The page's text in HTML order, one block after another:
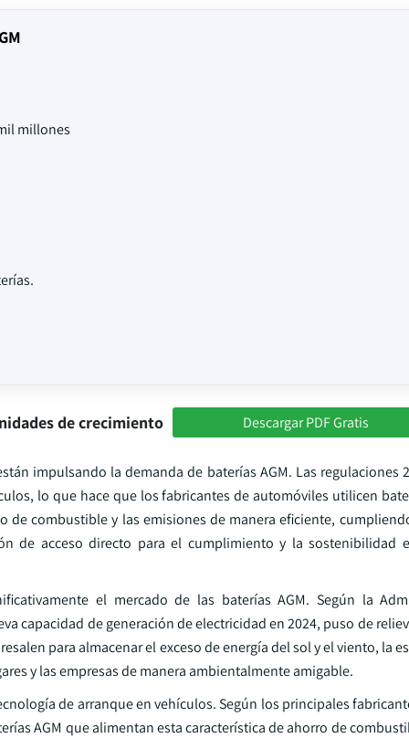
millones
de crecimiento Descargar PDF Gratis
impulsando la demanda de baterías AGM. Las regulaciones
lo que hace que los fabricantes de automóviles utilicen
de combustible y las emisiones de manera eficiente,
de acceso directo para el cumplimiento y la sostenibilidad
el mercado de las baterías AGM. Según la
capacidad de generación de electricidad en 2024, puso de
para almacenar el exceso de energía del sol y el viento, la
y las empresas de manera ambientalmente amigable.
de arranque en vehículos. Según los principales
AGM que alimentan esta característica de ahorro de